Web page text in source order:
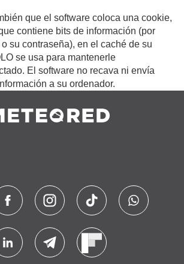
que el software coloca una cookie,
contiene bits de información (por
su contraseña), en el caché de su
se usa para mantenerle
El software no recava ni envía
a su ordenador.